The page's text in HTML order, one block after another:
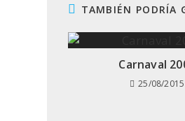
TAMBIÉN PODRÍA
Carnaval
25/08/2015